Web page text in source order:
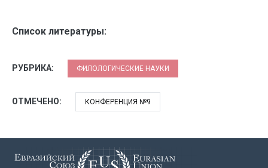
Список литературы:
РУБРИКА: ФИЛОЛОГИЧЕСКИЕ НАУКИ
ОТМЕЧЕНО: КОНФЕРЕНЦИЯ №9